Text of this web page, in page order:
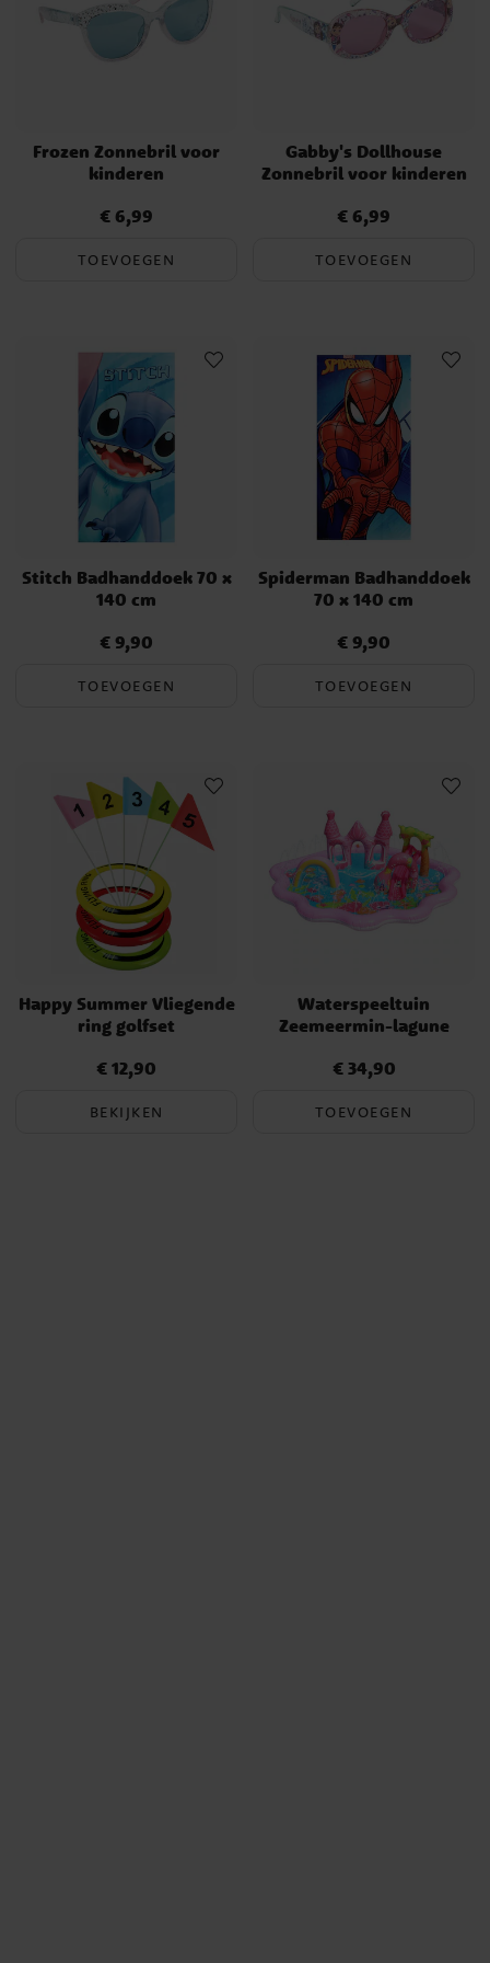
Frozen Zonnebril voor
kinderen
Prijs :€ 6,99
€ 6,99
TOEVOEGEN
Gabby's Dollhouse
Zonnebril voor kinderen
Prijs :€ 6,99
€ 6,99
TOEVOEGEN
Stitch Badhanddoek 70 x
140 cm
Prijs :€ 9,90
€ 9,90
TOEVOEGEN
Spiderman Badhanddoek
70 x 140 cm
Prijs :€ 9,90
€ 9,90
TOEVOEGEN
Happy Summer Vliegende
ring golfset
Prijs:€ 12,90
€ 12,90
BEKIJKEN
Waterspeeltuin
Zeemeermin-lagune
Prijs :€ 34,90
€ 34,90
TOEVOEGEN